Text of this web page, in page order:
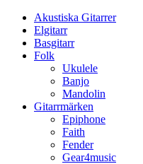
Akustiska Gitarrer
Elgitarr
Basgitarr
Folk
Ukulele
Banjo
Mandolin
Gitarrmärken
Epiphone
Faith
Fender
Gear4music